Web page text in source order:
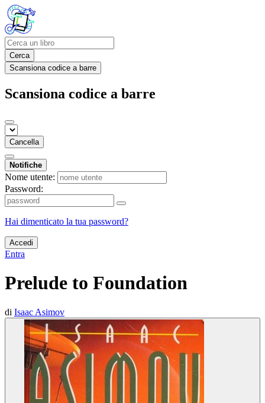
Cerca
Scansiona codice a barre
Scansiona codice a barre
Cancella
Notifiche
Nome utente:
Password:
Hai dimenticato la tua password?
Accedi
Entra
Prelude to Foundation
di Isaac Asimov